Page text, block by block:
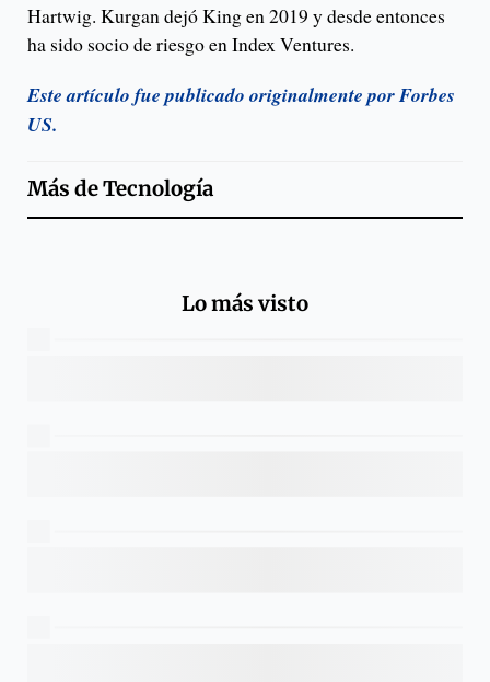
Hartwig. Kurgan dejó King en 2019 y desde entonces
ha sido socio de riesgo en Index Ventures.
Este artículo fue publicado originalmente por Forbes
US.
Más deTecnología
Lo más visto